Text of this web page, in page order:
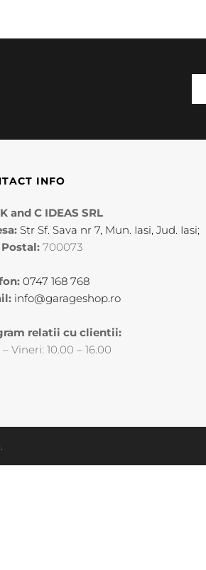
INFO
and C IDEAS SRL
Str Sf. Sava nr 7, Mun. Iasi, Jud. Iasi;
700073
0747 168 768
info@garageshop.ro
relatii cu clientii:
Vineri: 10.00 – 16.00